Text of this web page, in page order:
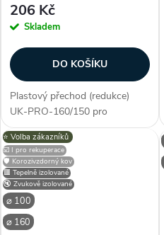
206 Kč
Skladem
DO KOŠÍKU
Plastový přechod (redukce)
UK-PRO-160/150 pro
vzduchotechnické potrubí.
Slouží pro napojení potrubí o
průměru 160 mm s potrubím o
průměru 150 mm. Instalace je
snadná a...
⌀ 100
⭐️ Volba zákazníků
⌀ 160
🟥 Tepelně izolované
🔇 Zvukově izolované
☑️ I pro rekuperace
🛡️ Korozivzdorný kov